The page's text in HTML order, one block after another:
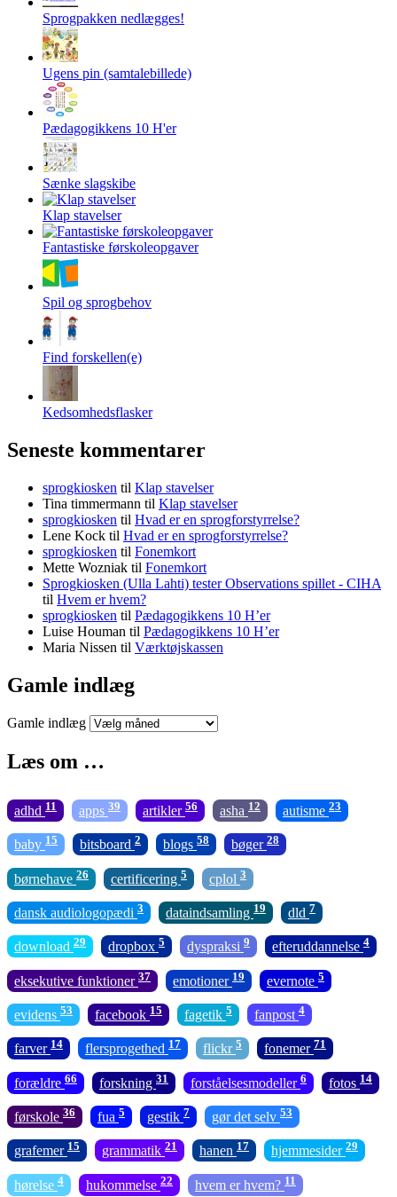
Sprogpakken nedlægges!
Ugens pin (samtalebillede)
Pædagogikkens 10 H'er
Sænke slagskibe
Klap stavelser
Fantastiske førskoleopgaver
Spil og sprogbehov
Find forskellen(e)
Kedsomhedsflasker
Seneste kommentarer
sprogkiosken til Klap stavelser
Tina timmermann til Klap stavelser
sprogkiosken til Hvad er en sprogforstyrrelse?
Lene Kock til Hvad er en sprogforstyrrelse?
sprogkiosken til Fonemkort
Mette Wozniak til Fonemkort
Sprogkiosken (Ulla Lahti) tester Observations spillet - CIHA
til Hvem er hvem?
sprogkiosken til Pædagogikkens 10 H’er
Luise Houman til Pædagogikkens 10 H’er
Maria Nissen til Værktøjskassen
Gamle indlæg
Gamle indlæg
Læs om …
adhd 11 apps 39 artikler 56 asha 12 autisme 23
baby 15 bitsboard 2 blogs 58 bøger 28
børnehave 26 certificering 5 cplol 3
dansk audiologopædi 3 dataindsamling 19 dld 7
download 29 dropbox 5 dyspraksi 9 efteruddannelse 4
eksekutive funktioner 37 emotioner 19 evernote 5
evidens 53 facebook 15 fagetik 5 fanpost 4
farver 14 flersprogethed 17 flickr 5 fonemer 71
forældre 66 forskning 31 forståelsesmodeller 6 fotos 14
førskole 36 fua 5 gestik 7 gør det selv 53
grafemer 15 grammatik 21 hanen 17 hjemmesider 29
hørelse 4 hukommelse 22 hvem er hvem? 11